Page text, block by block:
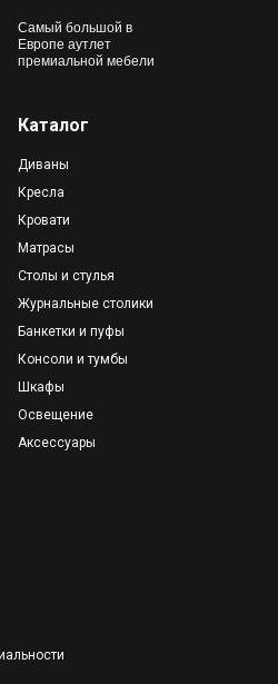
Кресла
Столы и стулья
Матрасы
Шкафы
Освещение
Диваны
Журнальные столики
Банкетки и пуфы
Аксессуары
Консоли и тумбы
Кровати
Самый большой в
Европе аутлет
премиальной мебели
Каталог